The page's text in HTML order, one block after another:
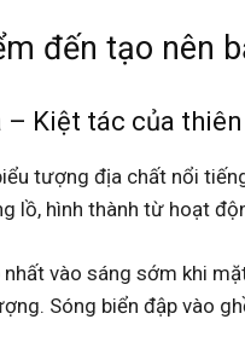
đến tạo nên
– Kiệt tác của
tượng địa chất nổi
lồ, hình thành từ hoạt
nhất vào sáng sớm khi
Sóng biển đập vào